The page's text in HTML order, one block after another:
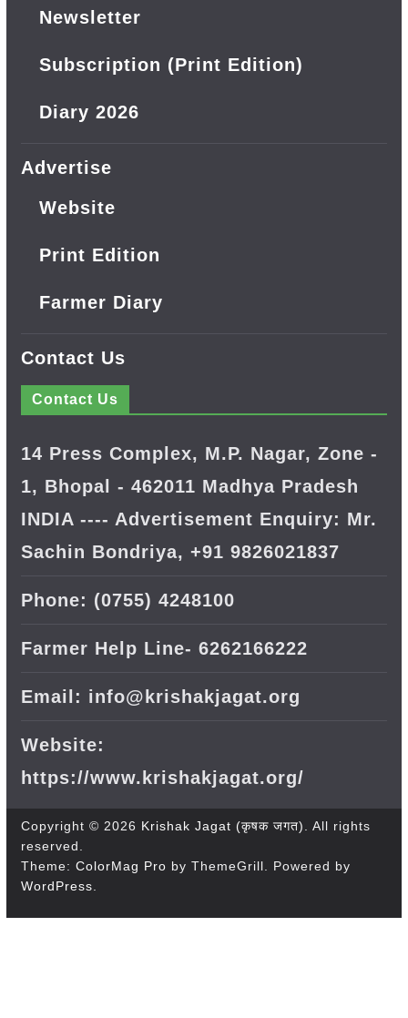
Newsletter
Subscription (Print Edition)
Diary 2026
Advertise
Website
Print Edition
Farmer Diary
Contact Us
Contact Us
14 Press Complex, M.P. Nagar, Zone -
1, Bhopal - 462011 Madhya Pradesh
INDIA ---- Advertisement Enquiry: Mr.
Sachin Bondriya, +91 9826021837
Phone: (0755) 4248100
Farmer Help Line- 6262166222
Email: info@krishakjagat.org
Website:
https://www.krishakjagat.org/
Copyright © 2026 Krishak Jagat (कृषक जगत). All rights
reserved.
Theme: ColorMag Pro by ThemeGrill. Powered by
WordPress.